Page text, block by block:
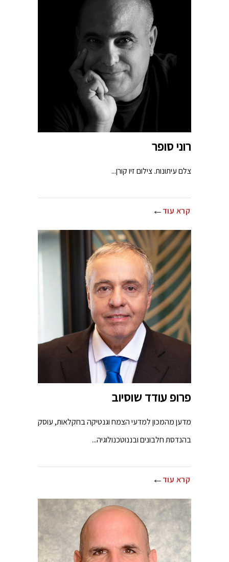
רוני סופר
צלם עיתונות. צילום זיו קורן...
קרא עוד
פרופ עודד שוסיוב
מדען מהמכון למדעי הצמח וגנטיקה בחקלאות, עוסק
בהנדסת חלבונים ובננוטכנולוגיה...
קרא עוד